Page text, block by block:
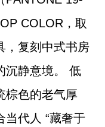
COLOR，取
，复刻中式书房
沉静意境。 低
棕色的老气厚
当代人 “藏奢于